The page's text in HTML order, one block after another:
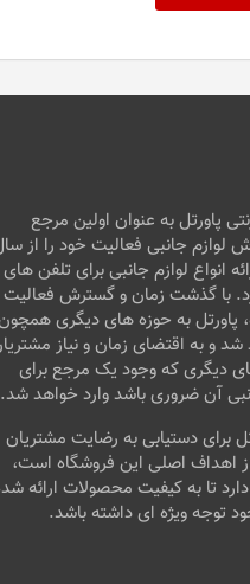
پاورتل به عنوان اولین مرجع
جانبی فعالیت خود را از
انواع لوازم جانبی برای تلفن های
با گذشت زمان و گسترش فعالیت
پاورتل به حوزه های دیگری
شد و به اقتضای زمان و نیاز
دیگری که وجود یک مرجع برای
آن ضروری باشد وارد خواهد شد.
برای دستیابی به رضایت مشتریان
اهداف اصلی این فروشگاه است،
تا به کیفیت محصولات ارائه
توجه ویژه ای داشته باشد.